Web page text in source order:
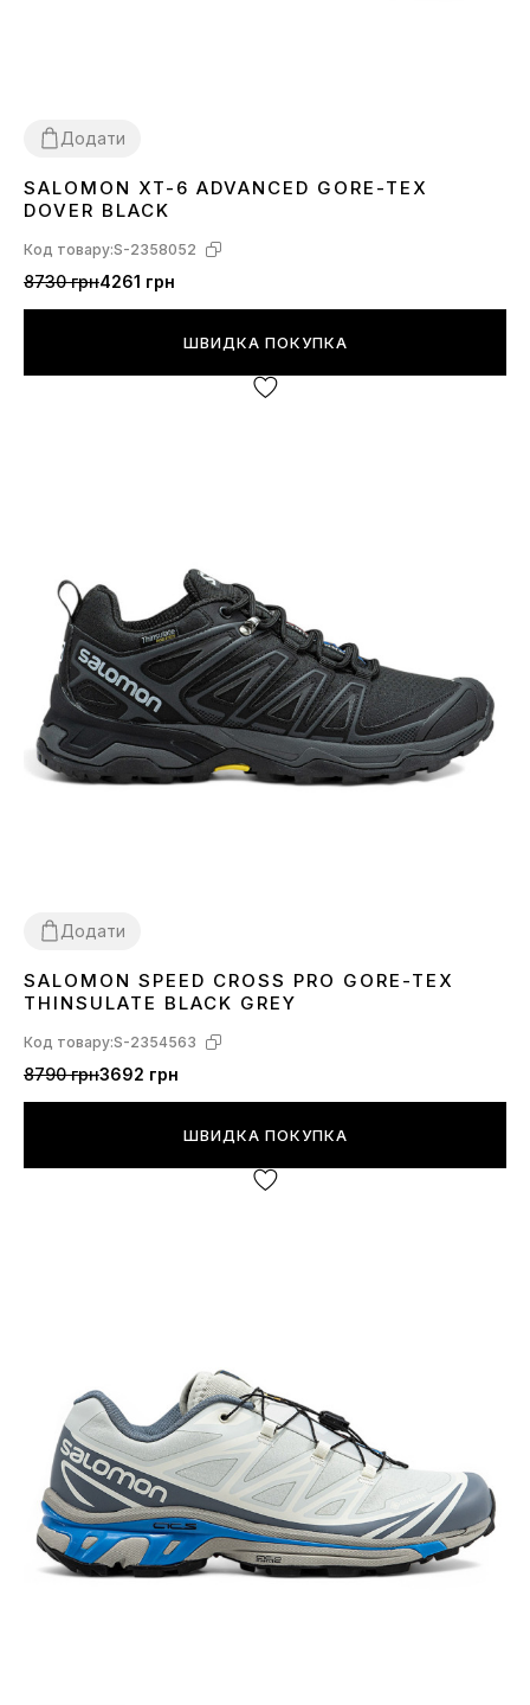
Додати
4041 42 43 44
SALOMON XT-6 ADVANCED GORE-TEX
DOVER BLACK
Код товару:S-2358052
8730 грн4261 грн
ШВИДКА ПОКУПКА
Додати
414243 44 45 46
SALOMON SPEED CROSS PRO GORE-TEX
THINSULATE BLACK GREY
Код товару:S-2354563
8790 грн3692 грн
ШВИДКА ПОКУПКА